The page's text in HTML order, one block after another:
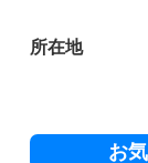
所在地
お